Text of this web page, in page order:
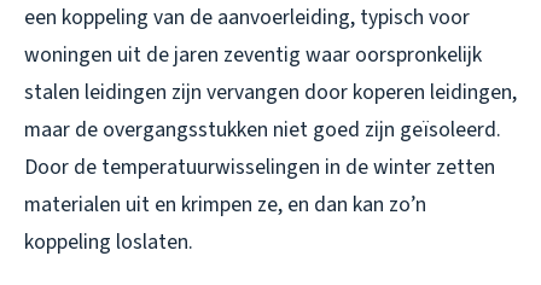
een koppeling van de aanvoerleiding, typisch voor
woningen uit de jaren zeventig waar oorspronkelijk
stalen leidingen zijn vervangen door koperen leidingen,
maar de overgangsstukken niet goed zijn geïsoleerd.
Door de temperatuurwisselingen in de winter zetten
materialen uit en krimpen ze, en dan kan zo’n
koppeling loslaten.